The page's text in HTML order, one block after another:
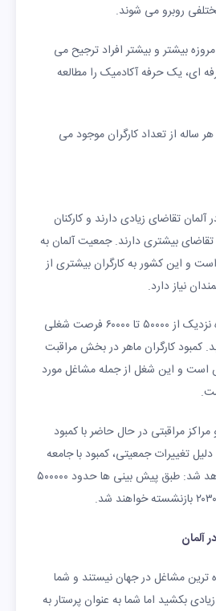
روبرو می شوند.
بیشتر و بیشتر افراد ترجیح می
ای، یک حرفه آکادمیک را مطالعه
هر ساله از تعداد کارگران موجود می
تقاضای زیادی دارند و کارکنان
بیشتری دارند. جمعیت آلمان به
و این کشور به کارگران بیشتری از
نیاز دارد.
آلمان انتظار دارد در آینده نزدیک از ۵۰۰۰۰ تا ۶۰۰۰۰ فرصت شغلی
کمبود کارگران ماهر در بخش مراقبت
است و این شغل از جمله مشاغل مورد
مراقبتی در حال حاضر با کمبود
تغییرات جمعیتی، کمبود با جامعه
سالخورده آلمان بدتر خواهد شد: طبق پیش بینی ها حدود ۵۰۰۰۰۰
آلمان
ترین مشاغل در جهان نیستند و شما
بکشید اما شما به عنوان پرستار به